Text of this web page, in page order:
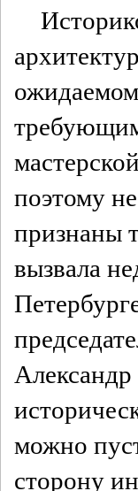
поэтому
признаны
вызвала
можно
сторону